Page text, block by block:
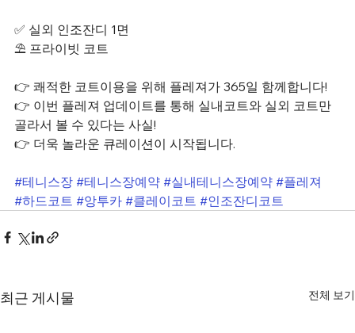
✅ 실외 인조잔디 1면
⛱️ 프라이빗 코트
👉 쾌적한 코트이용을 위해 플레져가 365일 함께합니다!
👉 이번 플레져 업데이트를 통해 실내코트와 실외 코트만
골라서 볼 수 있다는 사실!
👉 더욱 놀라운 큐레이션이 시작됩니다.
#테니스장 #테니스장예약 #실내테니스장예약 #플레져
#하드코트 #앙투카 #클레이코트 #인조잔디코트
최근 게시물 전체 보기